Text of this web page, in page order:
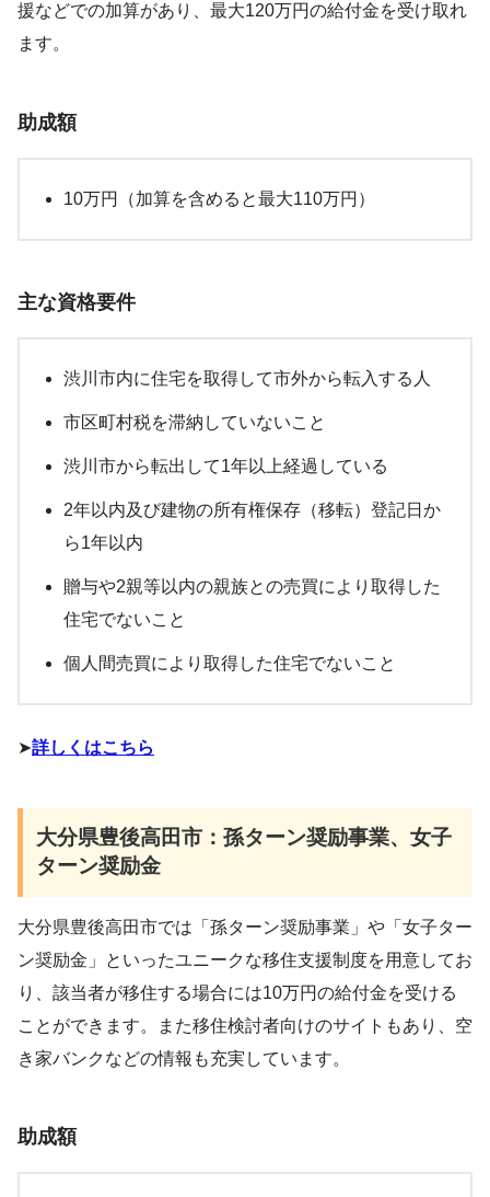
援などでの加算があり、最大120万円の給付金を受け取れ
ます。
助成額
10万円（加算を含めると最大110万円）
主な資格要件
渋川市内に住宅を取得して市外から転入する人
市区町村税を滞納していないこと
渋川市から転出して1年以上経過している
2年以内及び建物の所有権保存（移転）登記日か
ら1年以内
贈与や2親等以内の親族との売買により取得した
住宅でないこと
個人間売買により取得した住宅でないこと
➤詳しくはこちら
大分県豊後高田市：孫ターン奨励事業、女子
ターン奨励金
大分県豊後高田市では「孫ターン奨励事業」や「女子ター
ン奨励金」といったユニークな移住支援制度を用意してお
り、該当者が移住する場合には10万円の給付金を受ける
ことができます。また移住検討者向けのサイトもあり、空
き家バンクなどの情報も充実しています。
助成額